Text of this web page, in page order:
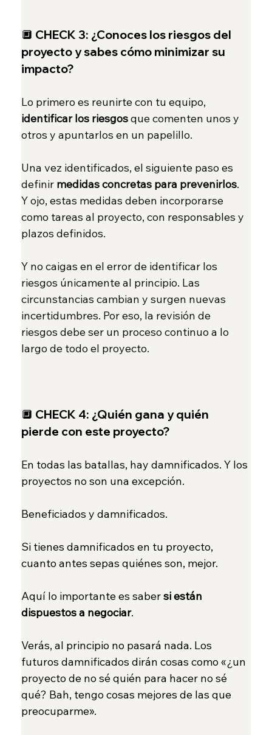
🔲 CHECK 3: ¿Conoces los riesgos del
proyecto y sabes cómo minimizar su
impacto?
Lo primero es reunirte con tu equipo,
identificar los riesgos que comenten unos y
otros y apuntarlos en un papelillo.
Una vez identificados, el siguiente paso es
definir medidas concretas para prevenirlos.
Y ojo, estas medidas deben incorporarse
como tareas al proyecto, con responsables y
plazos definidos.
Y no caigas en el error de identificar los
riesgos únicamente al principio. Las
circunstancias cambian y surgen nuevas
incertidumbres. Por eso, la revisión de
riesgos debe ser un proceso continuo a lo
largo de todo el proyecto.
🔲 CHECK 4: ¿Quién gana y quién
pierde con este proyecto?
En todas las batallas, hay damnificados. Y los
proyectos no son una excepción.
Beneficiados y damnificados.
Si tienes damnificados en tu proyecto,
cuanto antes sepas quiénes son, mejor.
Aquí lo importante es saber si están
dispuestos a negociar.
Verás, al principio no pasará nada. Los
futuros damnificados dirán cosas como «¿un
proyecto de no sé quién para hacer no sé
qué? Bah, tengo cosas mejores de las que
preocuparme».